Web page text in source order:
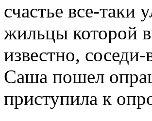
счастье все-таки
жильцы которой
известно,
Саша пошел
приступила к